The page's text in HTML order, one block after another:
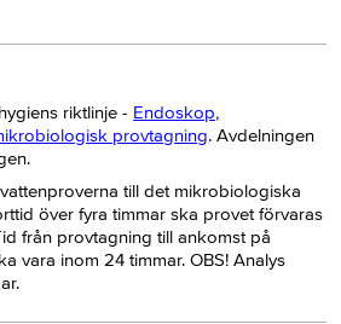
riktlinje - Endoskop,
provtagning. Avdelningen
till det mikrobiologiska
över fyra timmar ska provet förvaras
från provtagning till ankomst på
vara inom 24 timmar. OBS! Analys